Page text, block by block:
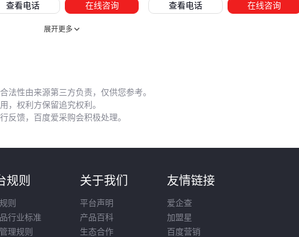
冬季积雪地区要及时清理网上积雪，防止超载变形
专业场地建议选择护栏网
可考虑经济型隔离栅
应的防护等级。
查看电话 在线咨询 查看电话 在线咨询
展开更多
法性由来源第三方负责，仅供您参考。
，权利方保留追究权利。
反馈，百度爱采购会积极处理。
规则
则
行业标准
理规则
关于我们
平台声明
产品百科
生态合作
友情链接
爱企查
加盟星
百度营销